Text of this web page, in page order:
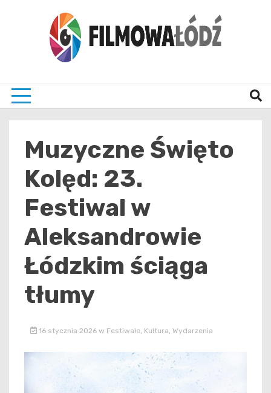
Muzyczne Święto
Kolęd: 23.
Festiwal w
Aleksandrowie
Łódzkim ściąga
tłumy
16 stycznia 2026 w Festiwale, Kultura Wydarzenia